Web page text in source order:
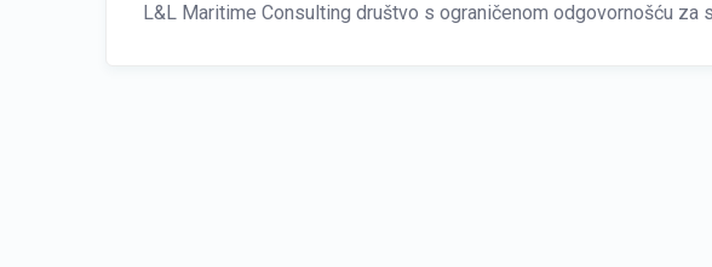
L&L Maritime Consulting društvo s ograničenom odgovornošću za